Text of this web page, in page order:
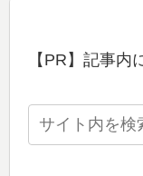
【PR】記事内